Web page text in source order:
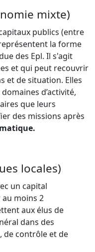
mixte)
publics (entre
la forme
des Epl. Il s'agit
et qui peut recouvrir
et de situation. Elles
d’activité,
que leurs
des missions après
locales)
un capital
moins 2
aux élus de
dans des
de contrôle et de